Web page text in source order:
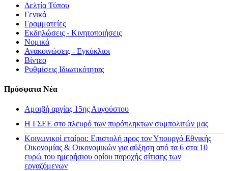
Δελτία Τύπου
Γενικά
Γραμματείες
Εκδηλώσεις - Κινητοποιήσεις
Νομικά
Ανακοινώσεις - Εγκύκλιοι
Βίντεο
Ρυθμίσεις Ιδιωτικότητας
Πρόσφατα Νέα
Αμοιβή αργίας 15ης Αυγούστου
H ΓΣΕΕ στο πλευρό των πυρόπληκτων συμπολιτών μας
Κοινωνικοί εταίροι: Επιστολή προς τον Υπουργό Εθνικής
Οικονομίας & Οικονομικών για αύξηση από τα 6 στα 10
ευρώ του ημερήσιου ορίου παροχής σίτισης των
εργαζόμενων